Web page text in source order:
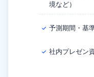
境など）
✓ 予測期間・基
✓ 社内プレゼン